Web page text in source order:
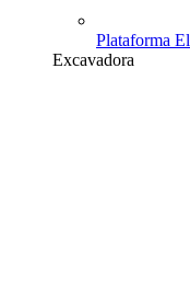
Plataforma
Excavadora